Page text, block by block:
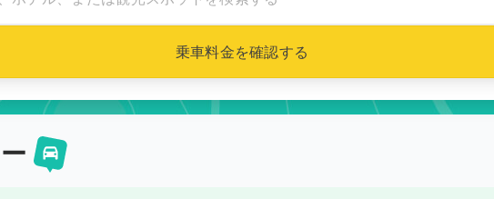
乗車料金を確認する